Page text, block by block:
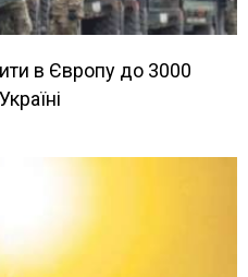
в Європу до 3000